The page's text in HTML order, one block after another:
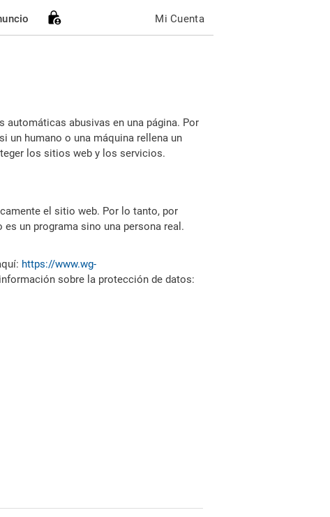
Mi Cuenta
automáticas abusivas en una página. Por
un humano o una máquina rellena un
los sitios web y los servicios.
el sitio web. Por lo tanto, por
un programa sino una persona real.
https://www.wg-
sobre la protección de datos: